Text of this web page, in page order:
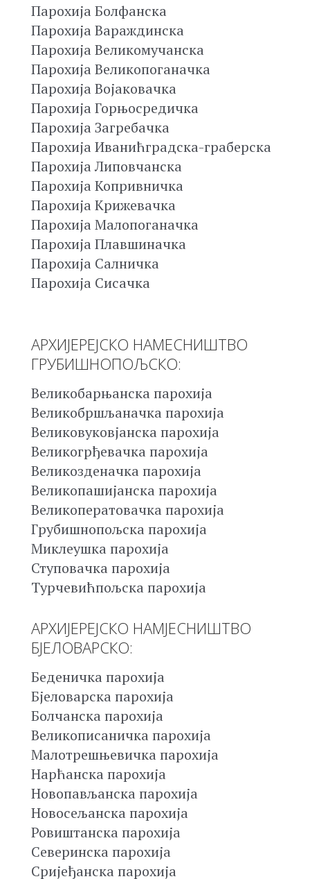
Парохија Болфанска
Парохија Вараждинска
Парохија Великомучанска
Парохија Великопоганачка
Парохија Војаковачка
Парохија Горњосредичка
Парохија Загребачка
Парохија Иванићградска-граберска
Парохија Липовчанска
Парохија Копривничка
Парохија Крижевачка
Парохија Малопоганачка
Парохија Плавшиначка
Парохија Салничка
Парохија Сисачка
АРХИЈЕРЕЈСКО НАМЕСНИШТВО
ГРУБИШНОПОЉСКО:
Великобарњанска парохија
Великобршљаначка парохија
Великовуковјанска парохија
Великогрђевачка парохија
Великозденачка парохија
Великопашијанска парохија
Великоператовачка парохија
Грубишнопољска парохија
Миклеушка парохија
Ступовачка парохија
Турчевићпољска парохија
АРХИЈЕРЕЈСКО НАМЈЕСНИШТВО
БЈЕЛОВАРСКО:
Беденичка парохија
Бјеловарска парохија
Болчанска парохија
Великописаничка парохија
Малотрешњевичка парохија
Нарћанска парохија
Новопављанска парохија
Новосељанска парохија
Ровиштанска парохија
Северинска парохија
Сријеђанска парохија